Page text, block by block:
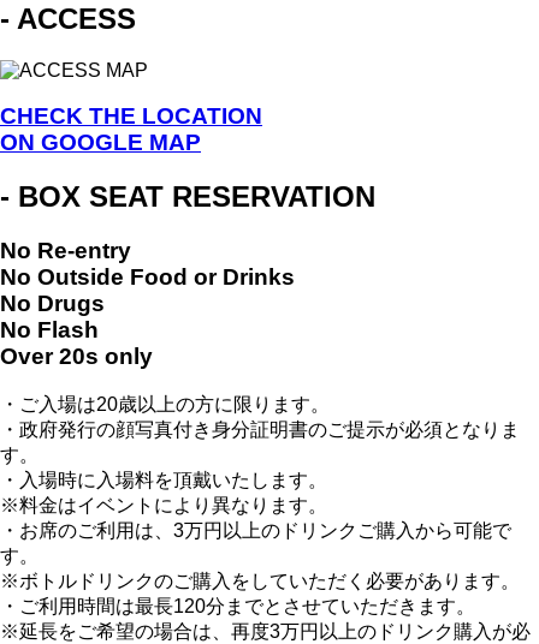
- ACCESS
CHECK THE LOCATION
ON GOOGLE MAP
- BOX SEAT RESERVATION
No Re-entry
No Outside Food or Drinks
No Drugs
No Flash
Over 20s only
・ご入場は20歳以上の方に限ります。
・政府発行の顔写真付き身分証明書のご提示が必須となりま
す。
・入場時に入場料を頂戴いたします。
※料金はイベントにより異なります。
・お席のご利用は、3万円以上のドリンクご購入から可能で
す。
※ボトルドリンクのご購入をしていただく必要があります。
・ご利用時間は最長120分までとさせていただきます。
※延長をご希望の場合は、再度3万円以上のドリンク購入が必